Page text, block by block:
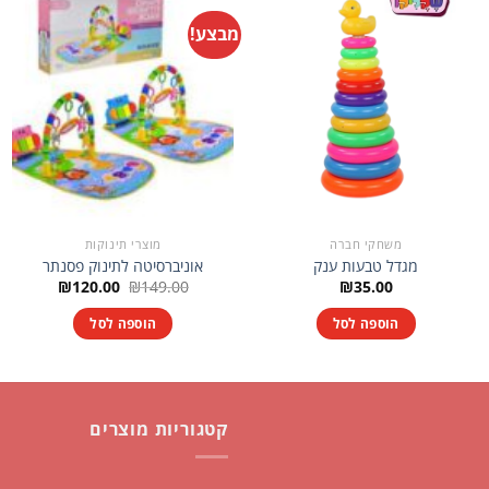
משחקי חברה
מגדל טבעות ענק
₪35.00
הוספה לסל
מבצע!
מוצרי תינוקות
אוניברסיטה לתינוק פסנתר
₪149.00 המחיר
היה:
₪149.00.
₪120.00
הוספה לסל
קטגוריות מוצרים